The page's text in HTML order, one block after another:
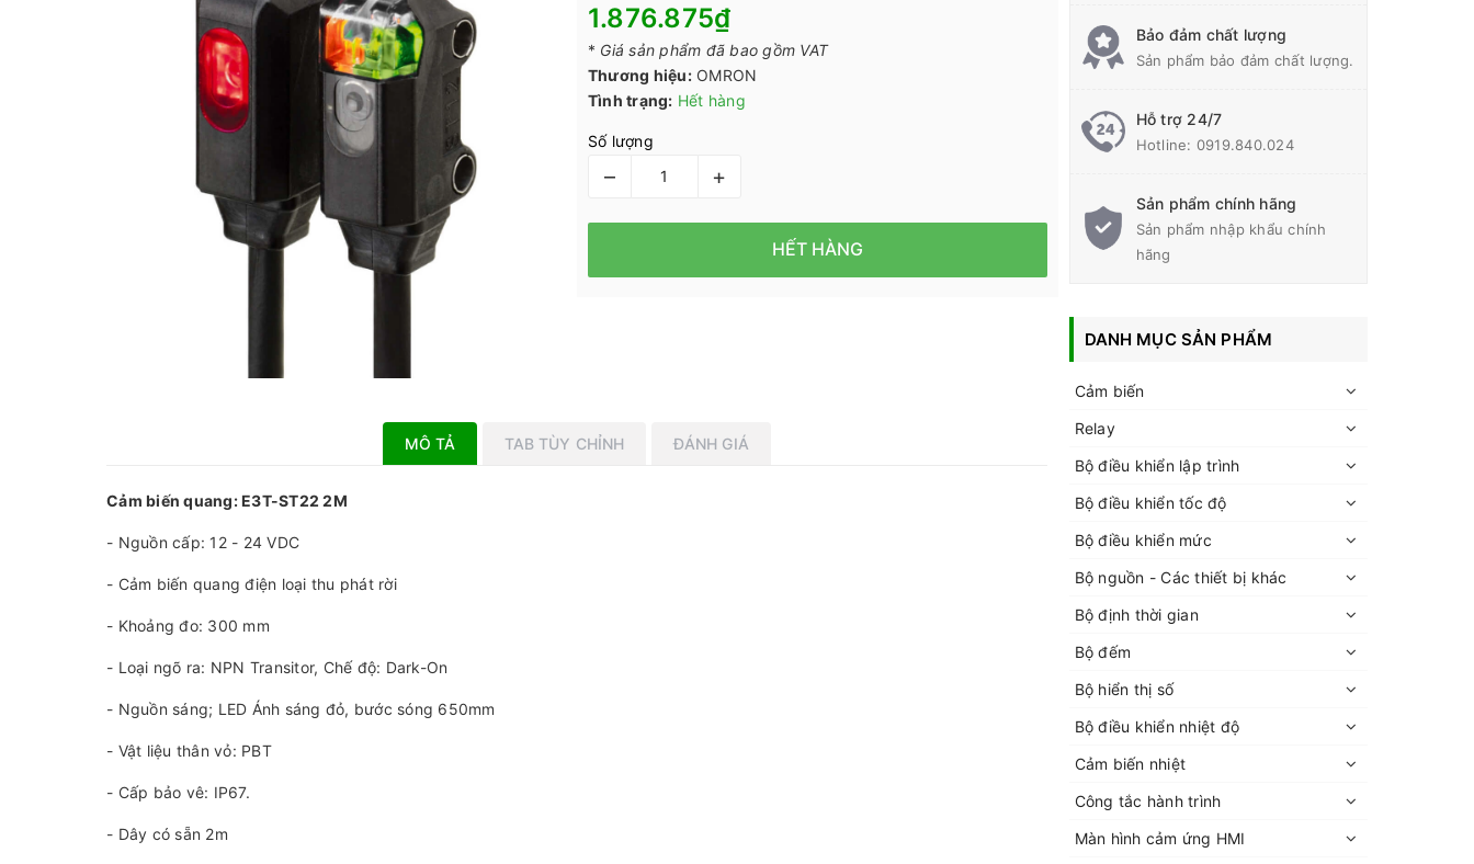
1.876.875₫
* Giá sản phẩm đã bao gồm VAT
Thương hiệu: OMRON
Tình trạng: Hết hàng
Số lượng
– +
HẾT HÀNG
MÔ TẢ TAB TÙY CHỈNH ĐÁNH GIÁ
Cảm biến quang: E3T-ST22 2M
- Nguồn cấp: 12 - 24 VDC
- Cảm biến quang điện loại thu phát rời
- Khoảng đo: 300 mm
- Loại ngõ ra: NPN Transitor, Chế độ: Dark-On
- Nguồn sáng; LED Ánh sáng đỏ, bước sóng 650mm
- Vật liệu thân vỏ: PBT
- Cấp bảo vê: IP67.
- Dây có sẵn 2m
Bảo đảm chất lượng
Sản phẩm bảo đảm chất lượng.
Hỗ trợ 24/7
Hotline: 0919.840.024
Sản phẩm chính hãng
Sản phẩm nhập khẩu chính
hãng
DANH MỤC SẢN PHẨM
Cảm biến
Relay
Bộ điều khiển lập trình
Bộ điều khiển tốc độ
Bộ điều khiển mức
Bộ nguồn - Các thiết bị khác
Bộ định thời gian
Bộ đếm
Bộ hiển thị số
Bộ điều khiển nhiệt độ
Cảm biến nhiệt
Công tắc hành trình
Màn hình cảm ứng HMI